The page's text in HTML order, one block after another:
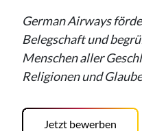
German Airways
Belegschaft und
Menschen aller
Religionen und
Jetzt bewerben